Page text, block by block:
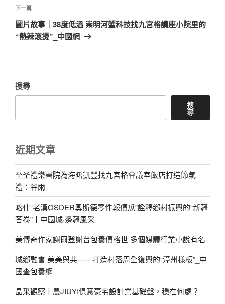
章
下
一
篇
下一篇
圖片故事｜38度低溫 崇明河蟹科技找九宮格講座小院里的
“熱辣滾燙”_中國網
搜尋
搜
尋
近期文章
至圣禮樂書院為海曙凱豐找九宮格會議室飯店打造節氣
禮：谷雨
喀什“老漢OSDER奧斯德零件報價瓜”詮釋鄉村振興的“新疆
答卷”丨中國城·邊疆風采
美傳奇作家謝爾登謝台包養價格世 多個媒體行業小說有名
城鄉融會 美美與共——打造村落周全復興的“漳州樣板”_中
國查包養網
晶采觀察丨農JIUYI俱意豪宅設計業基礎盤，穩在何處？